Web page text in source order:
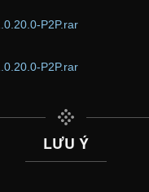
P2P.rar
P2P.rar
LƯU Ý